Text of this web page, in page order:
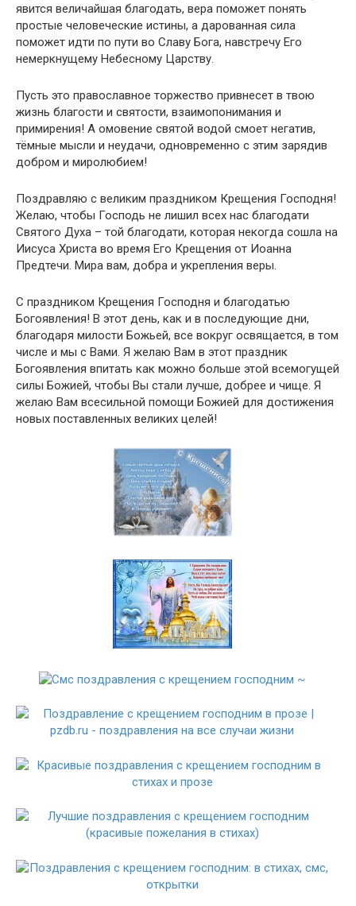
явится величайшая благодать, вера поможет понять
простые человеческие истины, а дарованная сила
поможет идти по пути во Славу Бога, навстречу Его
немеркнущему Небесному Царству.
Пусть это православное торжество привнесет в твою
жизнь благости и святости, взаимопонимания и
примирения! А омовение святой водой смоет негатив,
тёмные мысли и неудачи, одновременно с этим зарядив
добром и миролюбием!
Поздравляю с великим праздником Крещения Господня!
Желаю, чтобы Господь не лишил всех нас благодати
Святого Духа – той благодати, которая некогда сошла на
Иисуса Христа во время Его Крещения от Иоанна
Предтечи. Мира вам, добра и укрепления веры.
C праздником Крещения Господня и благодатью
Богоявления! В этот день, как и в последующие дни,
благодаря милости Божьей, все вокруг освящается, в том
числе и мы с Вами. Я желаю Вам в этот праздник
Богоявления впитать как можно больше этой всемогущей
силы Божией, чтобы Вы стали лучше, добрее и чище. Я
желаю Вам всесильной помощи Божией для достижения
новых поставленных великих целей!